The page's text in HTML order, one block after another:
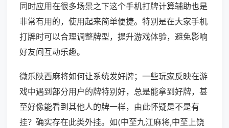
同时应用在很多场景之下这个手机打牌计算辅助也是
非常有用的，使用起来简单便捷。特别是在大家手机
打牌时可以合理调整牌型，提升游戏体验，避免影响
好友间互动乐趣。
微乐陕西麻将如何让系统发好牌；一些玩家反映在游
戏中遇到部分用户的牌特别好，总是能拿到好牌，甚
至好像能看到其他人的牌一样，由此怀疑是不是有
挂？确实存在此类外挂。如(中至九江麻将,中至上饶